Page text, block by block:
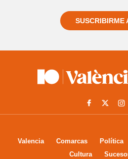
SUSCRIBIRME
Valencia Comarcas Política
Cultura